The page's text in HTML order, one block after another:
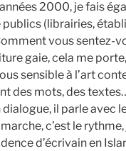
2000, je fais
(librairies,
vous sentez-
gaie, cela me
sensible à l’art
des mots, des
il parle avec
c’est le
d’écrivain en